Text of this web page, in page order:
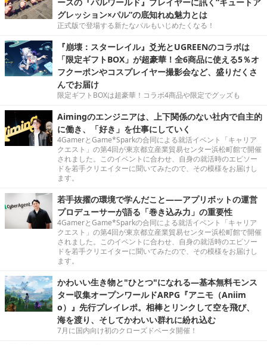
グレッション×パル”の底知れぬ魅力とは
正式版で登場する新たなパルもいじめたくなる！
『崩壊：スターレイル』爻光とUGREENのコラボは
「限定ギフトBOX」が超豪華！全6商品に使える5％オ
フクーポンやコスプレイヤー撮影会など、盛りだくさ
んでお届け
限定ギフトBOXは超豪華！コラボ4商品や限定でグッズも
Aimingのエンジニアは、上下関係のない社内で自主的
に働き、「好き」を仕事にしていく
4GamerとGame*Sparkの合同による就活イベント「キャリア
クエスト」の第4回が東京都立産業貿易センター浜松町館で開催
されました。このイベントに合わせ、自身の就活時のエピソー
ドを若手クリエイターに聞いてみたので、その模様をお届けし
ます。
若手抜擢の環境で学んだこと――アプリボットの運営
プロデューサーが語る「巻き込み力」の重要性
4GamerとGame*Sparkの合同による就活イベント「キャリア
クエスト」の第4回が東京都立産業貿易センター浜松町館で開催
されました。このイベントに合わせ、自身の就活時のエピソー
ドを若手クリエイターに聞いてみたので、その模様をお届けし
ます。
かわいい生き物と"ひとつ"になれる―基本無料モンス
ター収集オープンワールドARPG『アニモ（Aniim
o）』先行プレイレポ。相棒とリンクして空を飛び、
海を渡り、そしてかわいい群れに紛れ込む
7月に国内向け初のクローズドベータ開催！